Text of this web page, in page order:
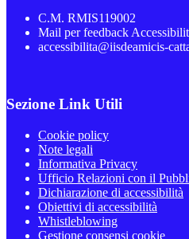
C.M. RMIS119002
Mail per feedback
accessibilita@iisdeamicis-
Sezione Link Utili
Cookie policy
Note legali
Informativa Privacy
Ufficio Relazioni con il
Dichiarazione di accessibilità
Obiettivi di accessibilità
Whistleblowing
Gestione consensi cookie